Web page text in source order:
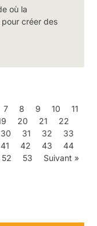
où la
pour créer des
7 8 9 10
11
20 21
22
30 31 32
33
41 42 43
44
52 53 Suivant »